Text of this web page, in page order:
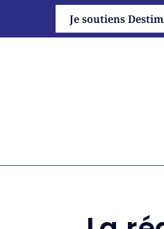
Je soutiens